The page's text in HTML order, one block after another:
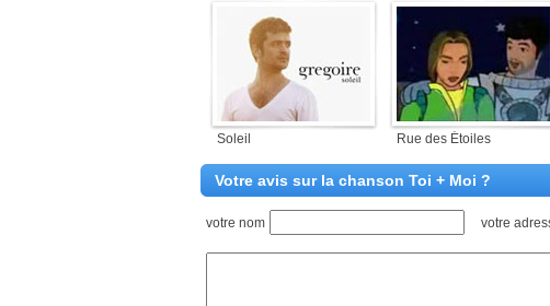
Soleil Rue des Étoiles
Votre avis sur la chanson Toi + Moi ?
votre nom votre